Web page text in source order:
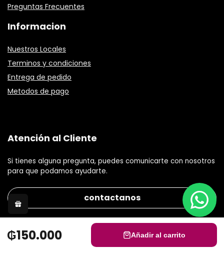
Preguntas Frecuentes
Informacion
Nuestros Locales
Terminos y condiciones
Entrega de pedido
Metodos de pago
Atención al Cliente
Si tienes alguna pregunta, puedes comunicarte con nosotros
para que podamos ayudarte.
contactanos
₲150.000 Añadir al carrito